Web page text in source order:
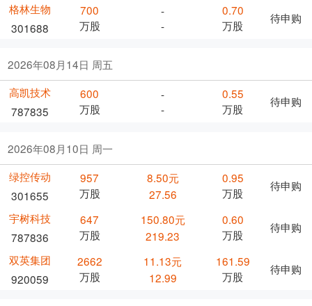
格林生物
301688
700
万股
-
-
0.70
万股
待申购
2026年08月14日 周五
高凯技术
787835
600
万股
-
-
0.55
万股
待申购
2026年08月10日 周一
绿控传动
301655
957
万股
8.50元
27.56
0.95
万股
待申购
宇树科技
787836
647
万股
150.80元
219.23
0.60
万股
待申购
双英集团
920059
2662
万股
11.13元
12.99
161.59
万股
待申购